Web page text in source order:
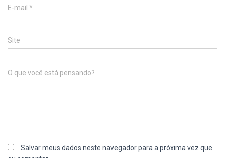
E-mail *
Site
O que você está pensando?
Salvar meus dados neste navegador para a próxima vez que